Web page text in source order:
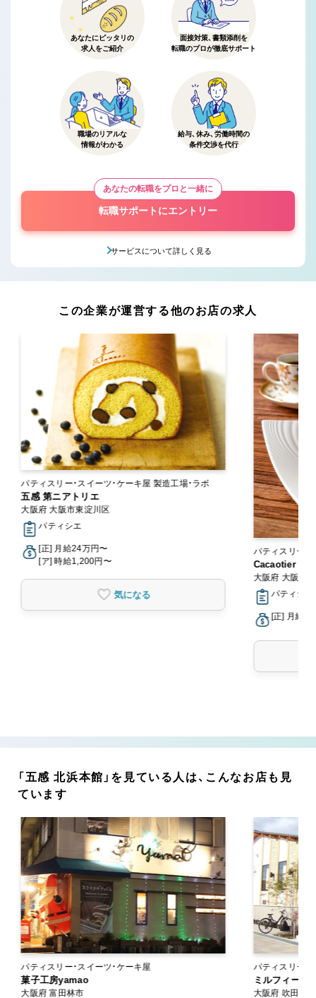
あなたにピッタリの
求人をご紹介
面接対策、書類添削を
転職のプロが徹底サポート
職場のリアルな
情報がわかる
給与、休み、労働時間の
条件交渉を代行
あなたの転職をプロと一緒に
転職サポートにエントリー
サービスについて詳しく見る
この企業が運営する他のお店の求人
パティスリー・スイーツ・ケーキ屋 製造工場・ラボ
五感 第ニアトリエ
大阪府 大阪市東淀川区
パティシエ
[正] 月給24万円〜
[ア] 時給1,200円〜
気になる
パティスリー・
Cacaotier
大阪府 大阪市
パティシエ
[正] 月給
「五感 北浜本館」を見ている人は、こんなお店も見
ています
パティスリー・スイーツ・ケーキ屋
菓子工房yamao
大阪府 富田林市
パティスリー・
ミルフィーユ（
大阪府 吹田市